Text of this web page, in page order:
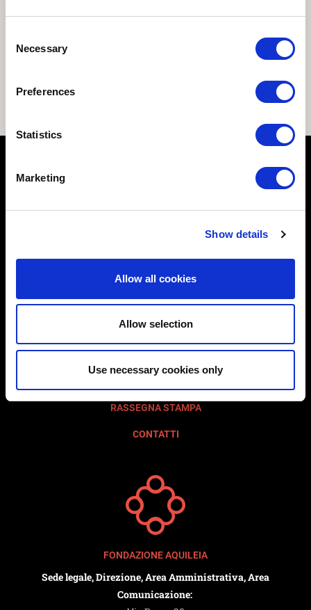
Selection
Necessary
Preferences
Statistics
Marketing
Show details
Allow all cookies
Allow selection
Use necessary cookies only
Pagamenti
Opere Pubbliche
AVVISI
EVENTI E MOSTRE
DIDATTICA
AREA STAMPA
RASSEGNA STAMPA
CONTATTI
FONDAZIONE AQUILEIA
Sede legale, Direzione, Area Amministrativa, Area
Comunicazione: